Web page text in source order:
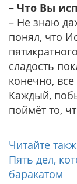
– Что Вы
– Не знаю
понял, что
сладость
конечно,
Каждый,
поймёт то,
Читайте
Пять дел,
баракатом